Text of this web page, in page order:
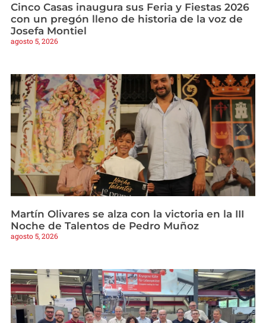
Cinco Casas inaugura sus Feria y Fiestas 2026
con un pregón lleno de historia de la voz de
Josefa Montiel
agosto 5, 2026
Martín Olivares se alza con la victoria en la III
Noche de Talentos de Pedro Muñoz
agosto 5, 2026